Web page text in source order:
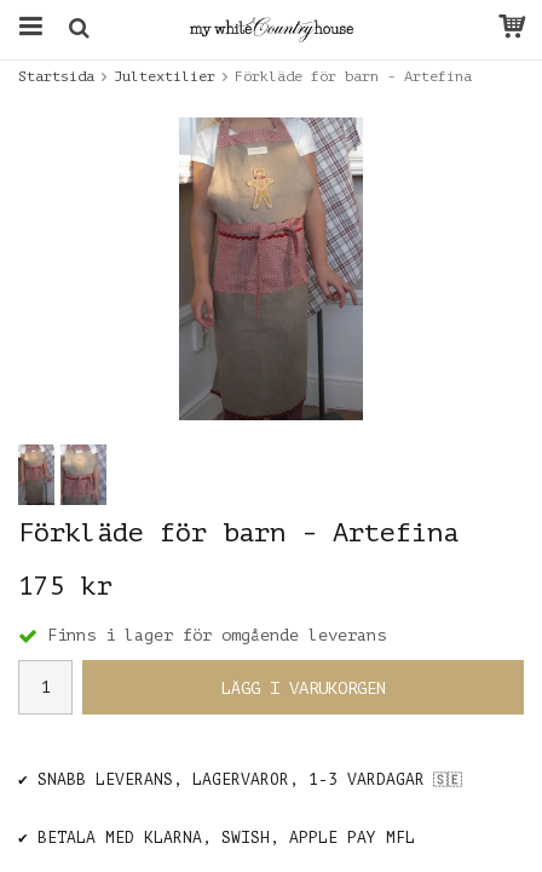
Startsida Jultextilier Förkläde för barn - Artefina
Förkläde för barn - Artefina
175 kr
Finns i lager för omgående leverans
LÄGG I VARUKORGEN
✔️ SNABB LEVERANS, LAGERVAROR, 1-3 VARDAGAR 🇸🇪
✔️ BETALA MED KLARNA, SWISH, APPLE PAY MFL